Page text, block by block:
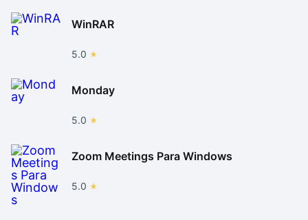
WinRAR
5.0
Monday
5.0
Zoom Meetings Para Windows
5.0